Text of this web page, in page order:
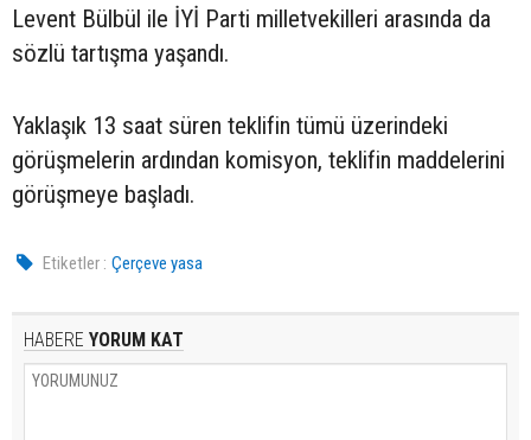
Levent Bülbül ile İYİ Parti milletvekilleri arasında da
sözlü tartışma yaşandı.
Yaklaşık 13 saat süren teklifin tümü üzerindeki
görüşmelerin ardından komisyon, teklifin maddelerini
görüşmeye başladı.
Etiketler : Çerçeve yasa
HABERE YORUM KAT